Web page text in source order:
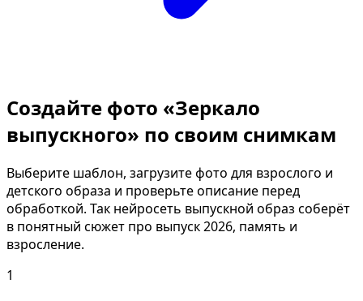
Создайте фото «Зеркало
выпускного» по своим снимкам
Выберите шаблон, загрузите фото для взрослого и
детского образа и проверьте описание перед
обработкой. Так нейросеть выпускной образ соберёт
в понятный сюжет про выпуск 2026, память и
взросление.
1